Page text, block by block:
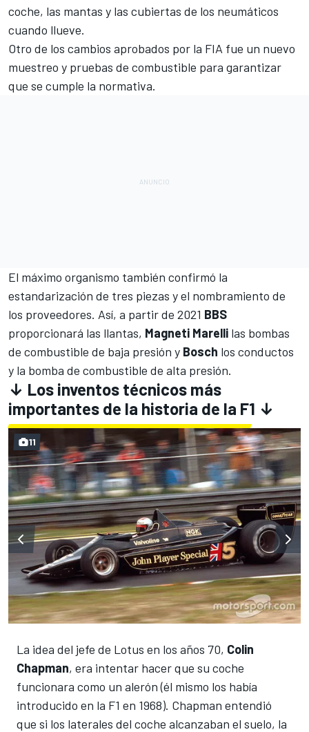
coche, las mantas y las cubiertas de los neumáticos
cuando llueve.
Otro de los cambios aprobados por la FIA fue un nuevo
muestreo y pruebas de combustible para garantizar
que se cumple la normativa.
El máximo organismo también confirmó la
estandarización de tres piezas y el nombramiento de
los proveedores. Así, a partir de 2021 BBS
proporcionará las llantas, Magneti Marelli las bombas
de combustible de baja presión y Bosch los conductos
y la bomba de combustible de alta presión.
↓ Los inventos técnicos más
importantes de la historia de la F1 ↓
La idea del jefe de Lotus en los años 70, Colin
Chapman, era intentar hacer que su coche
funcionara como un alerón (él mismo los había
introducido en la F1 en 1968). Chapman entendió
que si los laterales del coche alcanzaban el suelo, la
11